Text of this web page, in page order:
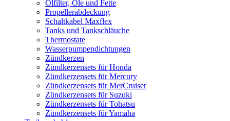
Ölfilter, Öle und Fette
Propellerabdeckung
Schaltkabel Maxflex
Tanks und Tankschläuche
Thermostate
Wasserpumpendichtungen
Zündkerzen
Zündkerzensets für Honda
Zündkerzensets für Mercury
Zündkerzensets für MerCruiser
Zündkerzensets für Suzuki
Zündkerzensets für Tohatsu
Zündkerzensets für Yamaha